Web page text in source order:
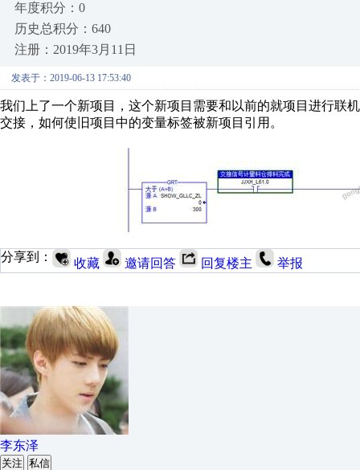
年度积分：0
历史总积分：640
注册：2019年3月11日
发表于：2019-06-13 17:53:40
我们上了一个新项目，这个新项目需要和以前的就项目进行联
交接，如何使旧项目中的变量标签被新项目引用。
分享到： 收藏 邀请回答 回复楼主 举报
李东泽
关注 私信